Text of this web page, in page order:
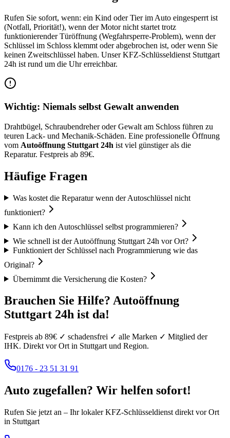
Rufen Sie sofort, wenn: ein Kind oder Tier im Auto eingesperrt ist
(Notfall, Priorität!), wenn der Motor nicht startet trotz
funktionierender Türöffnung (Wegfahrsperre-Problem), wenn der
Schlüssel im Schloss klemmt oder abgebrochen ist, oder wenn Sie
keinen Zweitschlüssel haben. Unser KFZ-Schlüsseldienst Stuttgart
24h ist rund um die Uhr erreichbar.
Wichtig: Niemals selbst Gewalt anwenden
Drahtbügel, Schraubendreher oder Gewalt am Schloss führen zu
teuren Lack- und Mechanik-Schäden. Eine professionelle Öffnung
vom Autoöffnung Stuttgart 24h ist viel günstiger als die
Reparatur. Festpreis ab 89€.
Häufige Fragen
Was kostet die Reparatur wenn der Autoschlüssel nicht
funktioniert?
Kann ich den Autoschlüssel selbst programmieren?
Wie schnell ist der Autoöffnung Stuttgart 24h vor Ort?
Funktioniert der Schlüssel nach Programmierung wie das
Original?
Übernimmt die Versicherung die Kosten?
Brauchen Sie Hilfe? Autoöffnung
Stuttgart 24h ist da!
Festpreis ab 89€ ✓ schadensfrei ✓ alle Marken ✓ Mitglied der
IHK. Direkt vor Ort in Stuttgart und Region.
0176 - 23 51 31 91
Auto zugefallen? Wir helfen sofort!
Rufen Sie jetzt an – Ihr lokaler KFZ-Schlüsseldienst direkt vor Ort
in Stuttgart